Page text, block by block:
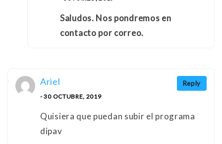
Saludos. Nos pondremos en
contacto por correo.
Reply
Ariel
- 30 OCTUBRE, 2019
Quisiera que puedan subir el programa
dipav